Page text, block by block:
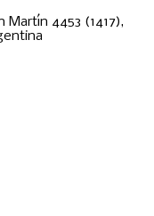
Martín 4453 (1417),